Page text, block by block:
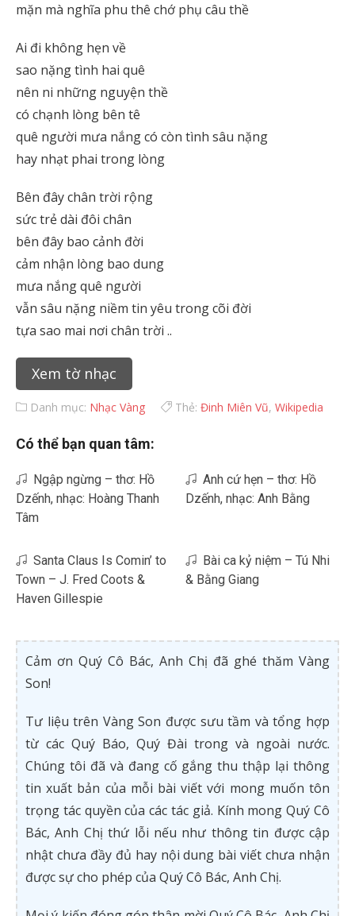
mặn mà nghĩa phu thê chớ phụ câu thề
Ai đi không hẹn về
sao nặng tình hai quê
nên ni những nguyện thề
có chạnh lòng bên tê
quê người mưa nắng có còn tình sâu nặng
hay nhạt phai trong lòng
Bên đây chân trời rộng
sức trẻ dài đôi chân
bên đây bao cảnh đời
cảm nhận lòng bao dung
mưa nắng quê người
vẫn sâu nặng niềm tin yêu trong cõi đời
tựa sao mai nơi chân trời ..
Xem tờ nhạc
Danh mục: Nhạc Vàng Thẻ: Đinh Miên Vũ, Wikipedia
Có thể bạn quan tâm:
Ngập ngừng – thơ: Hồ
Dzếnh, nhạc: Hoàng Thanh
Tâm
Anh cứ hẹn – thơ: Hồ
Dzếnh, nhạc: Anh Bằng
Santa Claus Is Comin’ to
Town – J. Fred Coots &
Haven Gillespie
Bài ca kỷ niệm – Tú Nhi
& Bằng Giang
Cảm ơn Quý Cô Bác, Anh Chị đã ghé thăm Vàng
Son!
Tư liệu trên Vàng Son được sưu tầm và tổng hợp
từ các Quý Báo, Quý Đài trong và ngoài nước.
Chúng tôi đã và đang cố gắng thu thập lại thông
tin xuất bản của mỗi bài viết với mong muốn tôn
trọng tác quyền của các tác giả. Kính mong Quý Cô
Bác, Anh Chị thứ lỗi nếu như thông tin được cập
nhật chưa đầy đủ hay nội dung bài viết chưa nhận
được sự cho phép của Quý Cô Bác, Anh Chị.